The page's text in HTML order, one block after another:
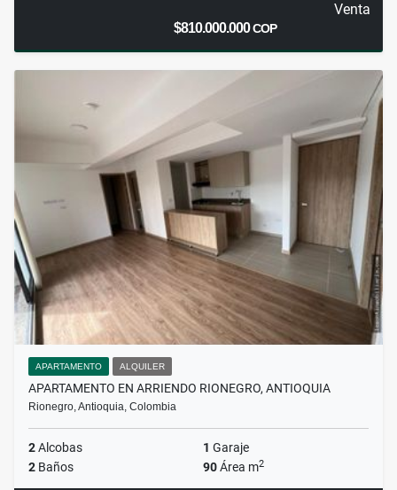
Venta
$810.000.000COP
APARTAMENTO ALQUILER
APARTAMENTO EN ARRIENDO RIONEGRO, ANTIOQUIA
Rionegro, Antioquia, Colombia
2Alcobas 1 Garaje
2 Baños 90Área m2